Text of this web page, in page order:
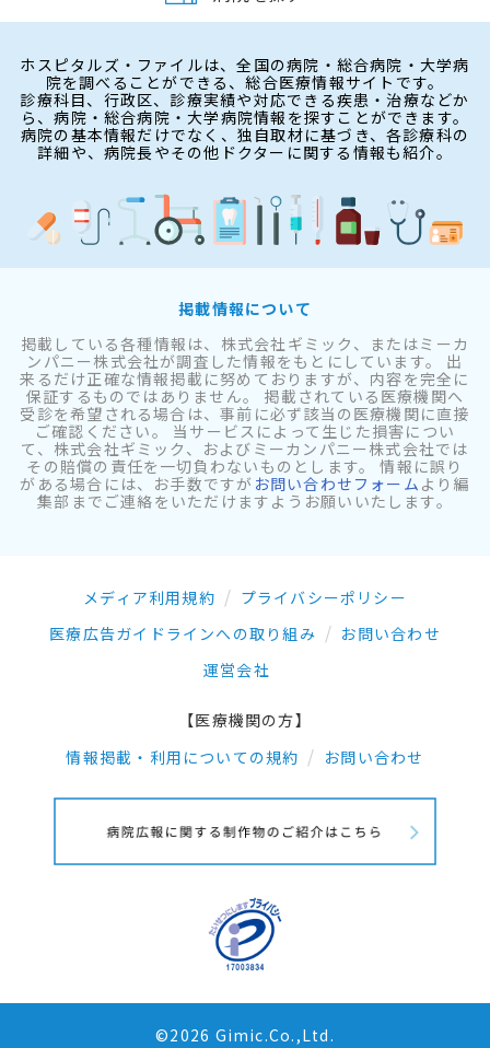
ホスピタルズ・ファイルは、全国の病院・総合病院・大学病
院を調べることができる、総合医療情報サイトです。
診療科目、行政区、診療実績や対応できる疾患・治療などか
ら、病院・総合病院・大学病院情報を探すことができます。
病院の基本情報だけでなく、独自取材に基づき、各診療科の
詳細や、病院長やその他ドクターに関する情報も紹介。
掲載情報について
掲載している各種情報は、株式会社ギミック、またはミーカ
ンパニー株式会社が調査した情報をもとにしています。 出
来るだけ正確な情報掲載に努めておりますが、内容を完全に
保証するものではありません。 掲載されている医療機関へ
受診を希望される場合は、事前に必ず該当の医療機関に直接
ご確認ください。 当サービスによって生じた損害につい
て、株式会社ギミック、およびミーカンパニー株式会社では
その賠償の責任を一切負わないものとします。 情報に誤り
がある場合には、お手数ですが お問い合わせフォーム より編
集部までご連絡をいただけますようお願いいたします。
メディア利用規約
プライバシーポリシー
医療広告ガイドラインへの取り組み
お問い合わせ
運営会社
【医療機関の方】
情報掲載・利用についての規約
お問い合わせ
©2026 Gimic.Co.,Ltd.